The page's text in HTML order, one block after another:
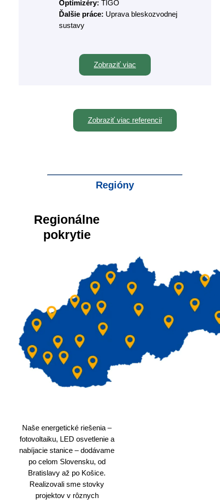
Optimizéry: TIGO
Ďalšie práce: Uprava bleskozvodnej
sustavy
Zobraziť viac
Zobraziť viac referencií
Regióny
Regionálne
pokrytie
Naše energetické riešenia –
fotovoltaiku, LED osvetlenie a
nabíjacie stanice – dodávame
po celom Slovensku, od
Bratislavy až po Košice.
Realizovali sme stovky
projektov v rôznych